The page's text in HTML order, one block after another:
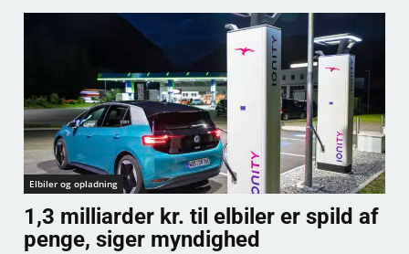
Elbiler og opladning
1,3 milliarder kr. til elbiler er spild af
penge, siger myndighed